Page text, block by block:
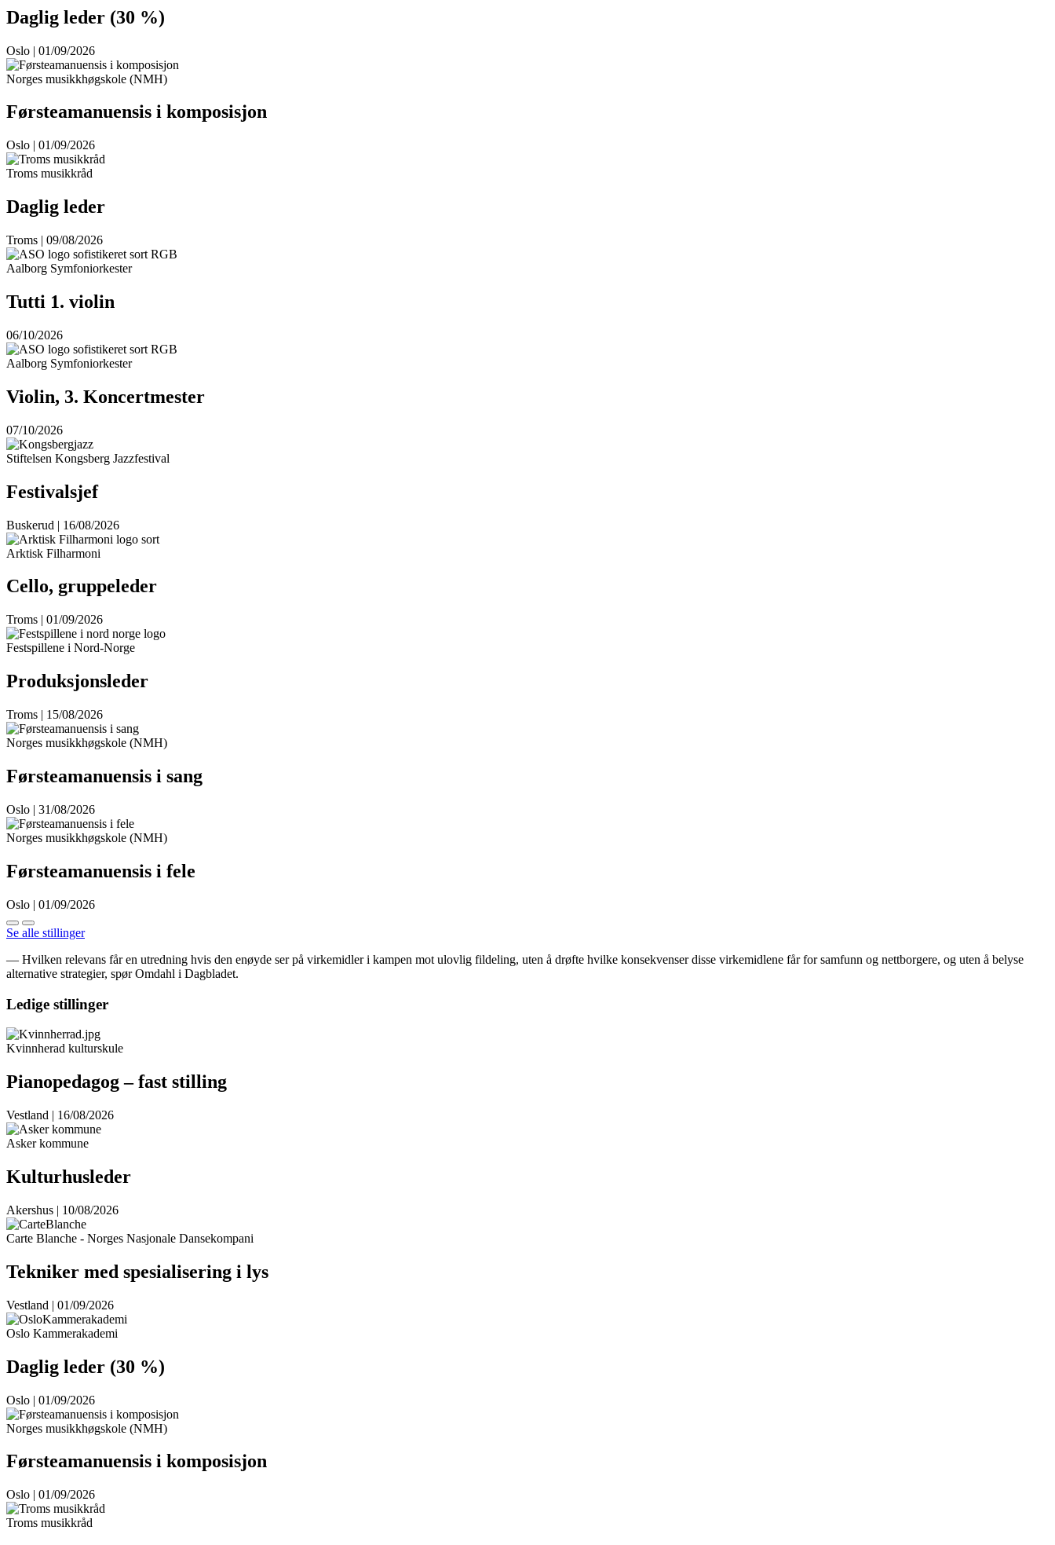
Daglig leder (30 %)
Oslo | 01/09/2026
Norges musikkhøgskole (NMH)
Førsteamanuensis i komposisjon
Oslo | 01/09/2026
Troms musikkråd
Daglig leder
Troms | 09/08/2026
Aalborg Symfoniorkester
Tutti 1. violin
06/10/2026
Aalborg Symfoniorkester
Violin, 3. Koncertmester
07/10/2026
Stiftelsen Kongsberg Jazzfestival
Festivalsjef
Buskerud | 16/08/2026
Arktisk Filharmoni
Cello, gruppeleder
Troms | 01/09/2026
Festspillene i Nord-Norge
Produksjonsleder
Troms | 15/08/2026
Norges musikkhøgskole (NMH)
Førsteamanuensis i sang
Oslo | 31/08/2026
Norges musikkhøgskole (NMH)
Førsteamanuensis i fele
Oslo | 01/09/2026
Se alle stillinger
— Hvilken relevans får en utredning hvis den enøyde ser på virkemidler i kampen mot ulovlig fildeling, uten å drøfte hvilke konsekvenser disse virkemidlene får for samfunn og nettborgere, og uten å belyse
alternative strategier, spør Omdahl i Dagbladet.
Ledige stillinger
Kvinnherad kulturskule
Pianopedagog – fast stilling
Vestland | 16/08/2026
Asker kommune
Kulturhusleder
Akershus | 10/08/2026
Carte Blanche - Norges Nasjonale Dansekompani
Tekniker med spesialisering i lys
Vestland | 01/09/2026
Oslo Kammerakademi
Daglig leder (30 %)
Oslo | 01/09/2026
Norges musikkhøgskole (NMH)
Førsteamanuensis i komposisjon
Oslo | 01/09/2026
Troms musikkråd